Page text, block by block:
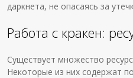
даркнета, не опасаясь за
Работа с кракен:
Существует множество
Некоторые из них содержат